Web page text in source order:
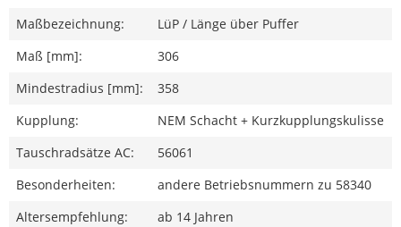
Maßbezeichnung:
LüP / Länge über Puffer
Maß [mm]:
306
Mindestradius [mm]:
358
Kupplung:
NEM Schacht + Kurzkupplungskulisse
Tauschradsätze AC:
56061
Besonderheiten:
andere Betriebsnummern zu 58340
Altersempfehlung:
ab 14 Jahren